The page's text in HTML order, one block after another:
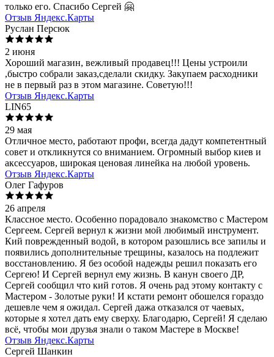
только его. Спасибо Сергей 🤗
Отзыв Яндекс.Карты
Руслан Персюк
2 июня
Хороший магазин, вежливый продавец!!! Цены устроили
,быстро собрали заказ,сделали скидку. Закупаем расходники
не в первый раз в этом магазине. Советую!!!
Отзыв Яндекс.Карты
LIN65
29 мая
Отличное место, работают профи, всегда дадут компетентный
совет и откликнутся со вниманием. Огромный выбор киев и
аксессуаров, широкая ценовая линейка на любой уровень.
Отзыв Яндекс.Карты
Олег Гафуров
26 апреля
Классное место. Особенно порадовало знакомство с Мастером
Сергеем. Сергей вернул к жизни мой любимый инструмент.
Кий поврежденный водой, в котором разошлись все запилы и
появились дополнительные трещины, казалось на подлежит
восстановлению. Я без особой надежды решил показать его
Сергею! И Сергей вернул ему жизнь. В канун своего ДР,
Сергей сообщил что кий готов. Я очень рад этому контакту с
Мастером - Золотые руки! И кстати ремонт обошелся гораздо
дешевле чем я ожидал. Сергей дажа отказался от чаевых,
которые я хотел дать ему сверху. Благодарю, Сергей! Я сделаю
всё, чтобы мои друзья знали о таком Мастере в Москве!
Отзыв Яндекс.Карты
Сергей Шанкин